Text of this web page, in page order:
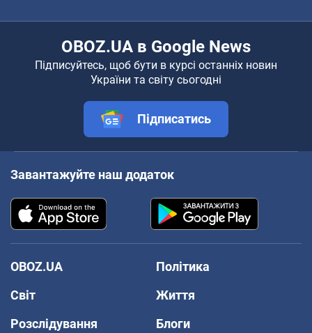
OBOZ.UA в Google News
Підписуйтесь, щоб бути в курсі останніх новин
України та світу сьогодні
Підписатись
Завантажуйте наш додаток
OBOZ.UA
Політика
Світ
Життя
Розслідування
Блоги